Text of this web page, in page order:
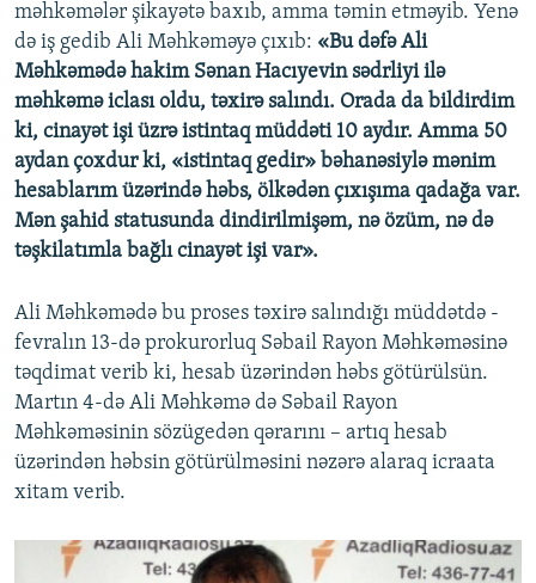
məhkəmələr şikayətə baxıb, amma təmin etməyib. Yenə
də iş gedib Ali Məhkəməyə çıxıb: «Bu dəfə Ali
Məhkəmədə hakim Sənan Hacıyevin sədrliyi ilə
məhkəmə iclası oldu, təxirə salındı. Orada da bildirdim
ki, cinayət işi üzrə istintaq müddəti 10 aydır. Amma 50
aydan çoxdur ki, «istintaq gedir» bəhanəsiylə mənim
hesablarım üzərində həbs, ölkədən çıxışıma qadağa var.
Mən şahid statusunda dindirilmişəm, nə özüm, nə də
təşkilatımla bağlı cinayət işi var».
Ali Məhkəmədə bu proses təxirə salındığı müddətdə -
fevralın 13-də prokurorluq Səbail Rayon Məhkəməsinə
təqdimat verib ki, hesab üzərindən həbs götürülsün.
Martın 4-də Ali Məhkəmə də Səbail Rayon
Məhkəməsinin sözügedən qərarını – artıq hesab
üzərindən həbsin götürülməsini nəzərə alaraq icraata
xitam verib.